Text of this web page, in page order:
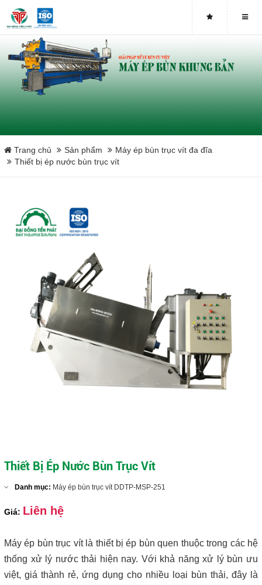
Máy ép bùn trục vít DDTP-MSP-251
Máy ép bùn trục vít DDTP-MSP-252
Máy ép bùn trục vít DDTP-MSP-253
Máy ép bùn trục vít DDTP-MSP-302
Máy ép bùn trục vít DDTP-MSP-303
Máy ép bùn trục vít DDTP-MSP-402
Máy ép bùn trục vít DDTP-MSP-403
Máy ép bùn trục vít DDTP-MSP-404
Close
Trang chủ Sản phẩm
Máy ép bùn trục vít đa đĩa
Thiết bị ép nước bùn trục vít
Thiết Bị Ép Nước Bùn Trục Vít
Danh mục: Máy ép bùn trục vít DDTP-MSP-251
Giá: Liên hệ
Máy ép bùn trục vít là thiết bị ép bùn quen thuộc trong các hệ
thống xử lý nước thải hiện nay. Với khả năng xử lý bùn ưu
việt, giá thành rẻ, ứng dụng cho nhiều loại bùn thải, đây là